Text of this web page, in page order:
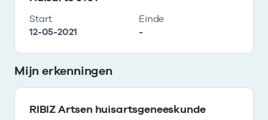
Start
12-05-2021
Einde
-
Mijn erkenningen
RIBIZ Artsen huisartsgeneeskunde